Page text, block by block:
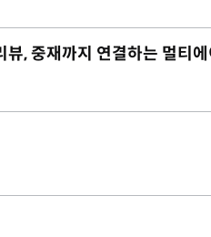
, 중재까지 연결하는 멀티에